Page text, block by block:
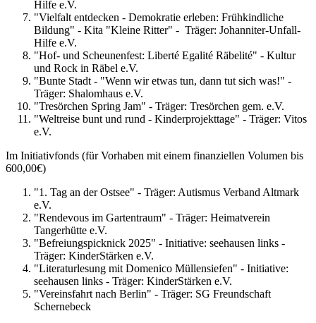
Hilfe e.V.
"Vielfalt entdecken - Demokratie erleben: Frühkindliche
Bildung" - Kita "Kleine Ritter" - Träger: Johanniter-Unfall-
Hilfe e.V.
"Hof- und Scheunenfest: Liberté Egalité Räbelité" - Kultur
und Rock in Räbel e.V.
"Bunte Stadt - "Wenn wir etwas tun, dann tut sich was!" -
Träger: Shalomhaus e.V.
"Tresörchen Spring Jam" - Träger: Tresörchen gem. e.V.
"Weltreise bunt und rund - Kinderprojekttage" - Träger: Vitos
e.V.
Im Initiativfonds (für Vorhaben mit einem finanziellen Volumen bis
600,00€)
"1. Tag an der Ostsee" - Träger: Autismus Verband Altmark
e.V.
"Rendevous im Gartentraum" - Träger: Heimatverein
Tangerhütte e.V.
"Befreiungspicknick 2025" - Initiative: seehausen links -
Träger: KinderStärken e.V.
"Literaturlesung mit Domenico Müllensiefen" - Initiative:
seehausen links - Träger: KinderStärken e.V.
"Vereinsfahrt nach Berlin" - Träger: SG Freundschaft
Schernebeck